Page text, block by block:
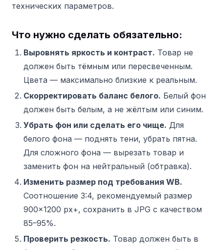
технических параметров.
Что нужно сделать обязательно:
Выровнять яркость и контраст. Товар не
должен быть тёмным или пересвеченным.
Цвета — максимально близкие к реальным.
Скорректировать баланс белого. Белый фон
должен быть белым, а не жёлтым или синим.
Убрать фон или сделать его чище. Для
белого фона — поднять тени, убрать пятна.
Для сложного фона — вырезать товар и
заменить фон на нейтральный (обтравка).
Изменить размер под требования WB.
Соотношение 3:4, рекомендуемый размер
900×1200 px+, сохранить в JPG с качеством
85–95%.
Проверить резкость. Товар должен быть в